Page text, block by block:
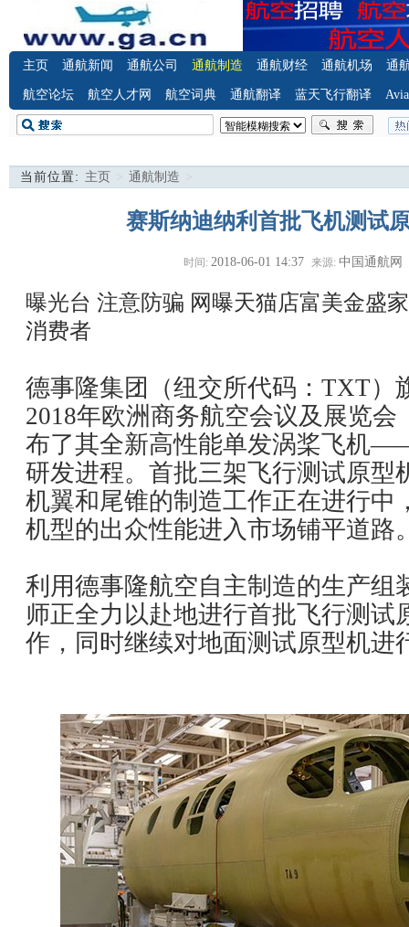
主页 通航新闻 通航公司 通航制造 通航财经 通航机场 通
航空论坛 航空人才网 航空词典 通航翻译 蓝天飞行翻译
当前位置: 主页 > 通航制造 >
赛斯纳迪纳利首批飞机测试
时间: 2018-06-01 14:37 来源: 中国通航网
曝光台 注意防骗 网曝天猫店富美金盛
消费者
德事隆集团（纽交所代码：TXT）
2018年欧洲商务航空会议及展览会
布了其全新高性能单发涡桨飞机
研发进程。首批三架飞行测试原型
机翼和尾锥的制造工作正在进行中
机型的出众性能进入市场铺平道路
利用德事隆航空自主制造的生产组
师正全力以赴地进行首批飞行测试
作，同时继续对地面测试原型机进